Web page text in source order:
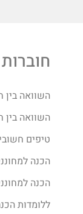
השוואה
השוואה בין
טיפים
הכנה
הכנה
ללומדות